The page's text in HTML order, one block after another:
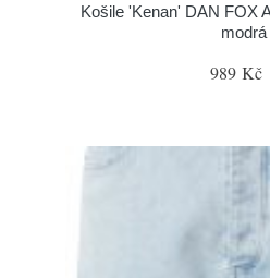
Košile 'Kenan' DAN FOX
modrá
989 Kč